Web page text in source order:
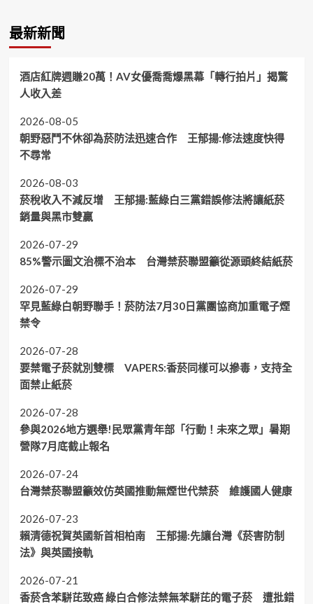
最新新聞
酒店紅牌週賺20萬！AV女優喬喬爆黑幕「轉行拍片」揭驚
人收入差
2026-08-05
朝野惡鬥不休卻為菸防法迅速合作 王郁揚:修法速度快得
不尋常
2026-08-03
菸稅收入不減反增 王郁揚:藍綠白三黨錯誤修法將讓紙菸
銷量與黑市雙贏
2026-07-29
85%警示圖文治標不治本 台灣禁菸聯盟籲從源頭終結紙菸
2026-07-29
罕見藍綠白朝野聯手！菸防法7月30日黨團協商加重電子煙
禁令
2026-07-28
要禁電子菸就別雙標 VAPERS:香菸同樣可以摻毒，支持全
面禁止紙菸
2026-07-28
參與2026地方選舉!民眾黨青年部「行動！未來之眾」暑期
營隊7月底截止報名
2026-07-24
台灣禁菸聯盟籲效仿英國推動無煙世代禁菸 維護國人健康
2026-07-23
賴清德祝賀英國新首相柏南 王郁揚:先讓台灣《菸害防制
法》與英國接軌
2026-07-21
香菸含苯駢芘致癌 綠白合修法禁無苯駢芘的電子菸 遭批錯